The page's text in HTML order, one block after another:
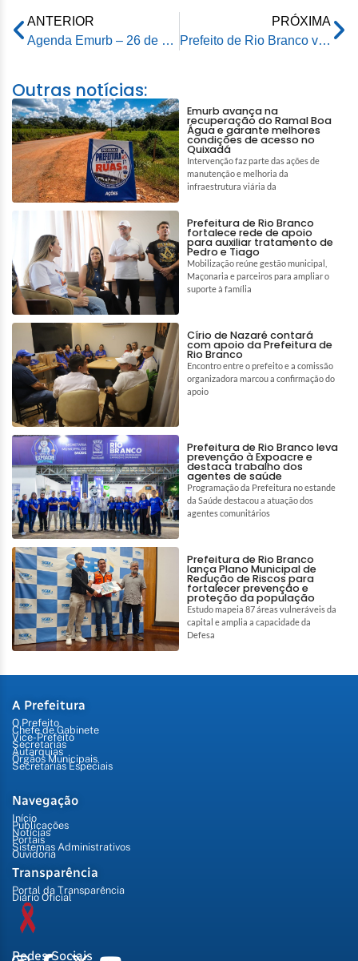
ANTERIOR
Agenda Emurb – 26 de maio de 2026
PRÓXIMA
Prefeito de Rio Branco vistoria Praça da Juventude e avalia ações para revitalização do espaço
Outras notícias:
Emurb avança na
recuperação do Ramal Boa
Água e garante melhores
condições de acesso no
Quixadá
Intervenção faz parte das ações de
manutenção e melhoria da
infraestrutura viária da
Prefeitura de Rio Branco
fortalece rede de apoio
para auxiliar tratamento de
Pedro e Tiago
Mobilização reúne gestão municipal,
Maçonaria e parceiros para ampliar o
suporte à família
Círio de Nazaré contará
com apoio da Prefeitura de
Rio Branco
Encontro entre o prefeito e a comissão
organizadora marcou a confirmação do
apoio
Prefeitura de Rio Branco leva
prevenção à Expoacre e
destaca trabalho dos
agentes de saúde
Programação da Prefeitura no estande
da Saúde destacou a atuação dos
agentes comunitários
Prefeitura de Rio Branco
lança Plano Municipal de
Redução de Riscos para
fortalecer prevenção e
proteção da população
Estudo mapeia 87 áreas vulneráveis da
capital e amplia a capacidade da
Defesa
A Prefeitura
O Prefeito
Chefe de Gabinete
Vice-Prefeito
Secretarias
Autarquias
Órgãos Municipais
Secretarias Especiais
Navegação
Início
Publicações
Notícias
Portais
Sistemas Administrativos
Ouvidoria
Transparência
Portal da Transparência
Diário Oficial
Redes Sociais